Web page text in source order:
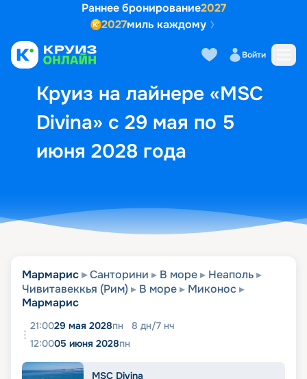
Раннее бронирование2027
2027миль каждому
Войти
Круиз на лайнере «MSC
Divina» с 29 мая по 5
июня 2028 года
Выбор кают Маршрут и
Мармарис Санторини В море
Неаполь
Чивитавеккья (Рим)
В море
Миконос
Мармарис
21:0029 мая 2028пн 8 дн/7 нч
12:0005 июня 2028пн
MSC Divina